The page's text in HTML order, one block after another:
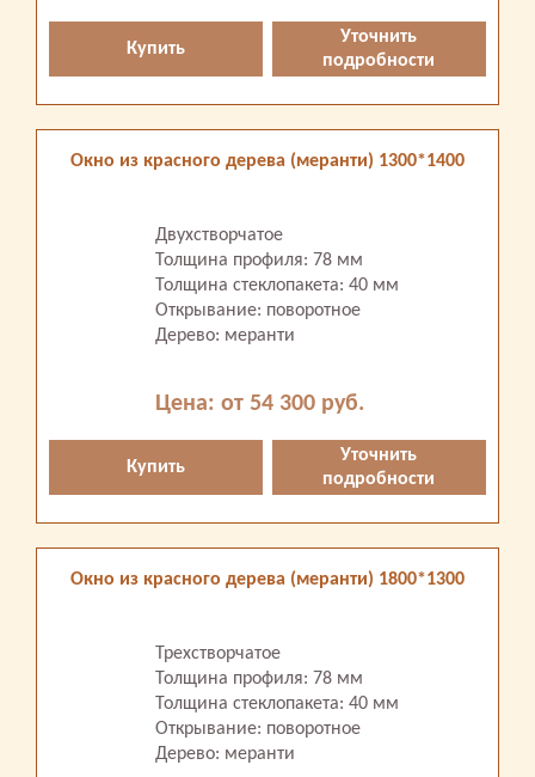
Купить
Уточнить
подробности
Окно из красного дерева (меранти) 1300*1400
Двухстворчатое
Толщина профиля: 78 мм
Толщина стеклопакета: 40 мм
Открывание: поворотное
Дерево: меранти
Цена: от 54 300 руб.
Купить
Уточнить
подробности
Окно из красного дерева (меранти) 1800*1300
Трехстворчатое
Толщина профиля: 78 мм
Толщина стеклопакета: 40 мм
Открывание: поворотное
Дерево: меранти